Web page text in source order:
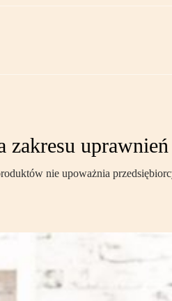
zakresu
nie upoważnia